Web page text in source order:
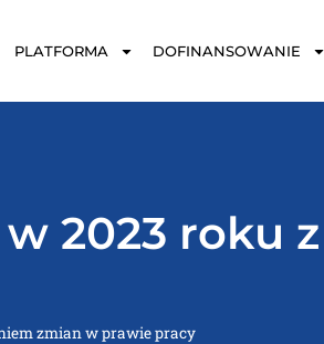
PLATFORMA DOFINANSOWANIE
w 2023
zmian w prawie pracy